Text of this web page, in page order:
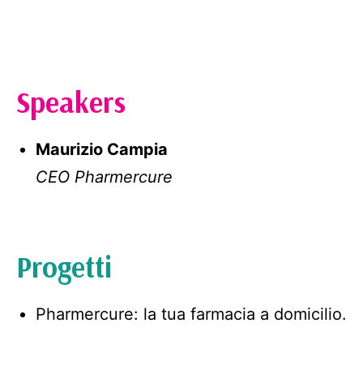
Speakers
Maurizio Campia
CEO Pharmercure
Progetti
Pharmercure: la tua farmacia a domicilio.